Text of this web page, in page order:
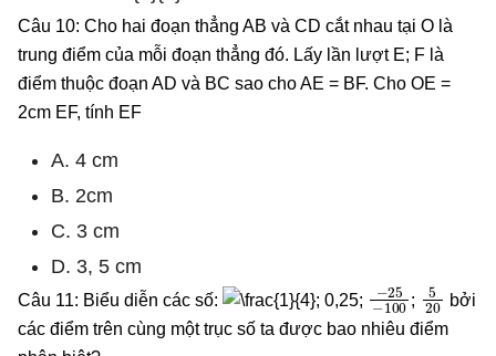
Câu 10: Cho hai đoạn thẳng AB và CD cắt nhau tại O là
trung điểm của mỗi đoạn thẳng đó. Lấy lần lượt E; F là
điểm thuộc đoạn AD và BC sao cho AE = BF. Cho OE =
2cm EF, tính EF
A. 4 cm
B. 2cm
C. 3 cm
D. 3, 5 cm
Câu 11: Biểu diễn các số: ; 0,25;
−25 100
;
520
bởi
các điểm trên cùng một trục số ta được bao nhiêu điểm